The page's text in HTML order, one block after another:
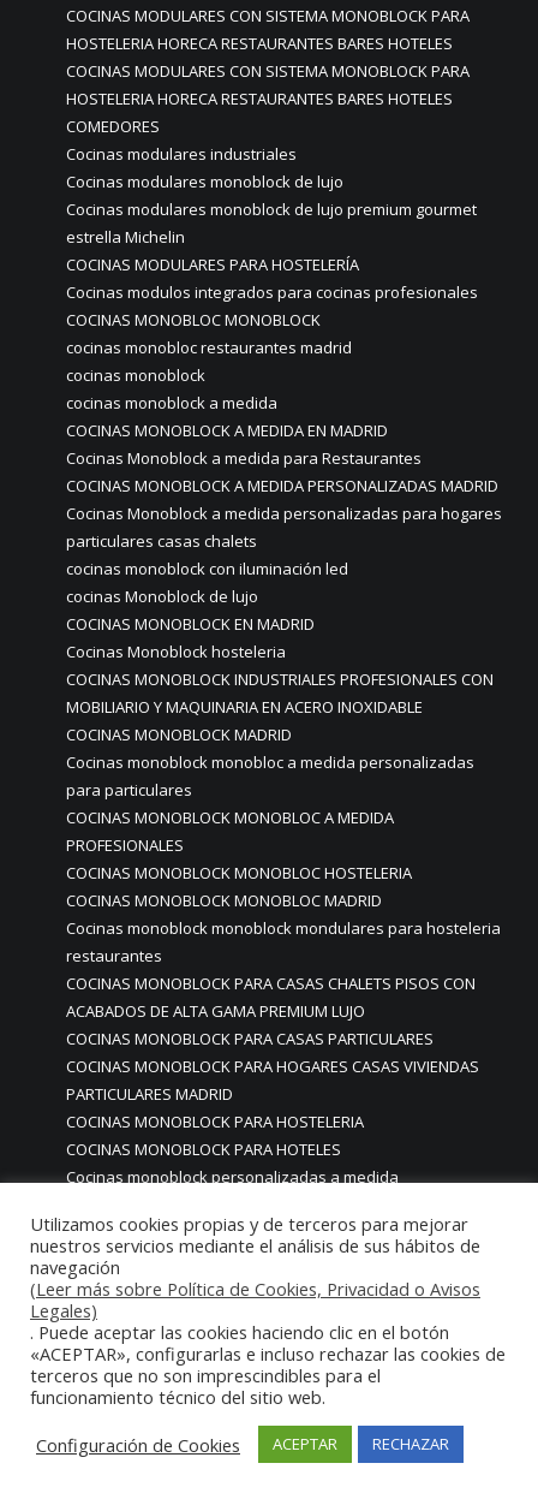
COCINAS MODULARES CON SISTEMA MONOBLOCK PARA
HOSTELERIA HORECA RESTAURANTES BARES HOTELES
COCINAS MODULARES CON SISTEMA MONOBLOCK PARA
HOSTELERIA HORECA RESTAURANTES BARES HOTELES
COMEDORES
Cocinas modulares industriales
Cocinas modulares monoblock de lujo
Cocinas modulares monoblock de lujo premium gourmet
estrella Michelin
COCINAS MODULARES PARA HOSTELERÍA
Cocinas modulos integrados para cocinas profesionales
COCINAS MONOBLOC MONOBLOCK
cocinas monobloc restaurantes madrid
cocinas monoblock
cocinas monoblock a medida
COCINAS MONOBLOCK A MEDIDA EN MADRID
Cocinas Monoblock a medida para Restaurantes
COCINAS MONOBLOCK A MEDIDA PERSONALIZADAS MADRID
Cocinas Monoblock a medida personalizadas para hogares
particulares casas chalets
cocinas monoblock con iluminación led
cocinas Monoblock de lujo
COCINAS MONOBLOCK EN MADRID
Cocinas Monoblock hosteleria
COCINAS MONOBLOCK INDUSTRIALES PROFESIONALES CON
MOBILIARIO Y MAQUINARIA EN ACERO INOXIDABLE
COCINAS MONOBLOCK MADRID
Cocinas monoblock monobloc a medida personalizadas
para particulares
COCINAS MONOBLOCK MONOBLOC A MEDIDA
PROFESIONALES
COCINAS MONOBLOCK MONOBLOC HOSTELERIA
COCINAS MONOBLOCK MONOBLOC MADRID
Cocinas monoblock monoblock mondulares para hosteleria
restaurantes
COCINAS MONOBLOCK PARA CASAS CHALETS PISOS CON
ACABADOS DE ALTA GAMA PREMIUM LUJO
COCINAS MONOBLOCK PARA CASAS PARTICULARES
COCINAS MONOBLOCK PARA HOGARES CASAS VIVIENDAS
PARTICULARES MADRID
COCINAS MONOBLOCK PARA HOSTELERIA
COCINAS MONOBLOCK PARA HOTELES
Cocinas monoblock personalizadas a medida
PERSONALIZADAS MADRID
COCINAS MONOBLOCK Y BARRAS A MEDIDA RESTAURANTES
MADRIDD
Cocinas para chef amateur
COCINAS PARA COMEDORES EMPRESAS
cocinas para comedores escolares
COCINAS PARA FOODTRUCKS FOOD TRUCK
COCINAS PARA HOSTELERÍA O PARA HOGARES
PARTICULARES
Utilizamos cookies propias y de terceros para mejorar
nuestros servicios mediante el análisis de sus hábitos de
navegación
(Leer más sobre Política de Cookies, Privacidad o Avisos
Legales)
. Puede aceptar las cookies haciendo clic en el botón
«ACEPTAR», configurarlas e incluso rechazar las cookies de
terceros que no son imprescindibles para el
funcionamiento técnico del sitio web.
Configuración de Cookies
ACEPTAR RECHAZAR